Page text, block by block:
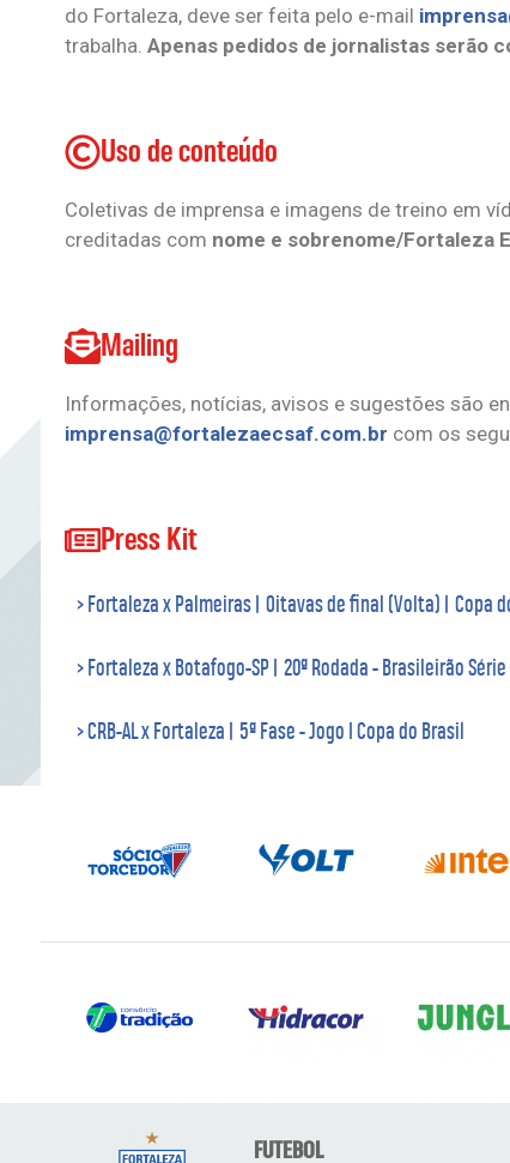
do Fortaleza, deve ser feita pelo e-mail
trabalha. Apenas pedidos de jornalistas serão
Uso de conteúdo
Coletivas de imprensa e imagens de treino em
creditadas com nome e sobrenome/Fortaleza
Mailing
Informações, notícias, avisos e sugestões são
imprensa@fortalezaecsaf.com.br com os
Press Kit
> Fortaleza x Palmeiras | Oitavas de final (Volta) | Copa
> Fortaleza x Botafogo-SP | 20ª Rodada - Brasileirão Série
> CRB-AL x Fortaleza | 5ª Fase - Jogo I Copa do Brasil
FUTEBOL